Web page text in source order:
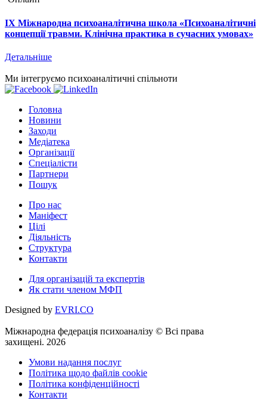
IX Міжнародна психоаналітична школа «Психоаналітичні
концепції травми. Клінічна практика в сучасних умовах»
Детальніше
Ми інтегруємо психоаналітичні спільноти
Головна
Новини
Заходи
Медіатека
Організації
Спеціалісти
Партнери
Пошук
Про нас
Маніфест
Цілі
Діяльність
Структура
Контакти
Для організацій та експертів
Як стати членом МФП
Designed by EVRI.CO
Міжнародна федерація психоаналізу © Всі права
захищені. 2026
Умови надання послуг
Політика щодо файлів cookie
Політика конфіденційності
Контакти